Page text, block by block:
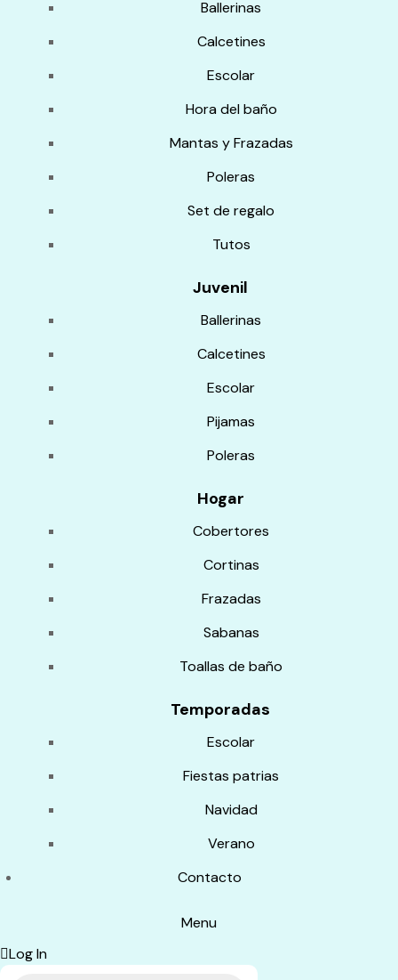
Ballerinas
Calcetines
Escolar
Hora del baño
Mantas y Frazadas
Poleras
Set de regalo
Tutos
Juvenil
Ballerinas
Calcetines
Escolar
Pijamas
Poleras
Hogar
Cobertores
Cortinas
Frazadas
Sabanas
Toallas de baño
Temporadas
Escolar
Fiestas patrias
Navidad
Verano
Contacto
Menu
Log In